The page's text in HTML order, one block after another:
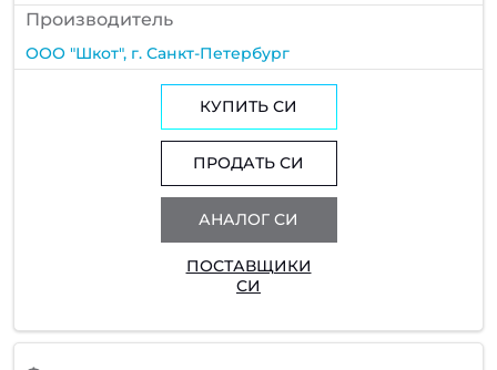
Производитель
ООО "Шкот", г. Санкт-Петербург
КУПИТЬ СИ
ПРОДАТЬ СИ
АНАЛОГ СИ
ПОСТАВЩИКИ
СИ